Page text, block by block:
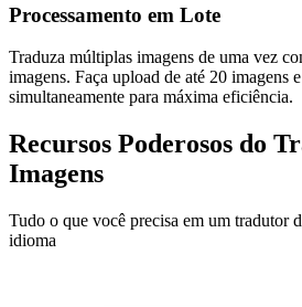
Processamento em Lote
Traduza múltiplas imagens de uma vez
imagens. Faça upload de até 20 imagens
simultaneamente para máxima eficiência.
Recursos Poderosos do
Imagens
Tudo o que você precisa em um tradutor
idioma